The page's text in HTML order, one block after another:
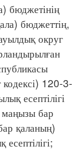
бюджетінің
бюджеттің,
округ
120-3-
есептілігі
маңызы бар
қаланың)